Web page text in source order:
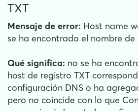
TXT
Mensaje de error: Host name
se ha encontrado el nombre de
Qué significa: no se ha
host de registro TXT
configuración DNS o ha
pero no coincide con lo que